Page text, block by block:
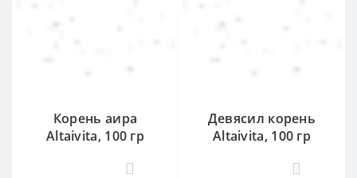
Корень аира
Altaivita, 100 гр
Девясил корень
Altaivita, 100 гр